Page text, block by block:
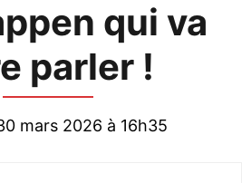
qui va
parler !
mars 2026 à 16h35